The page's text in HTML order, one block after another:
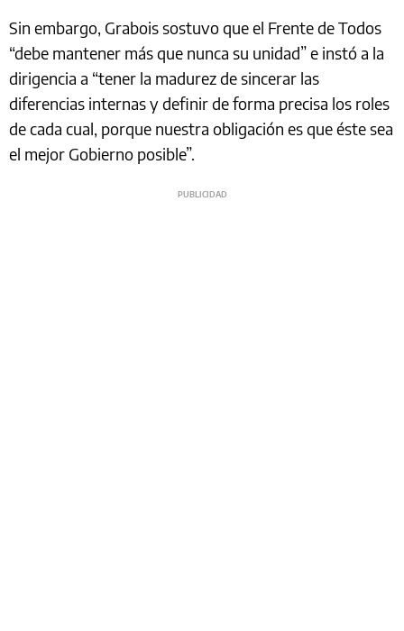
Sin embargo, Grabois sostuvo que el Frente de Todos
“debe mantener más que nunca su unidad” e instó a la
dirigencia a “tener la madurez de sincerar las
diferencias internas y definir de forma precisa los roles
de cada cual, porque nuestra obligación es que éste sea
el mejor Gobierno posible”.